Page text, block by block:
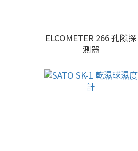
ELCOMETER 266 孔隙探
測器